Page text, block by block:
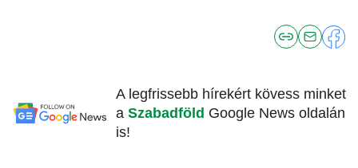
A legfrissebb hírekért kövess minket
a Szabadföld Google News oldalán
is!